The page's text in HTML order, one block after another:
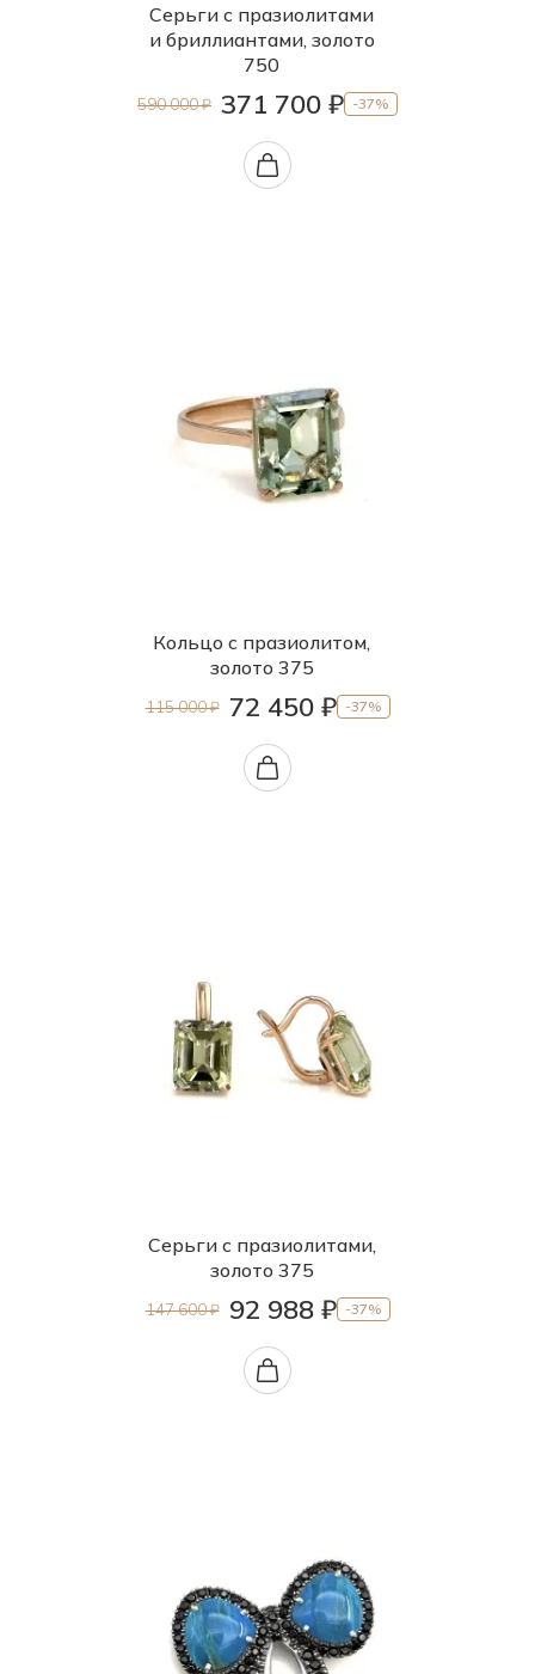
Серьги с празиолитами
и бриллиантами, золото
750
590 000 ₽ 371 700 ₽ -37%
Кольцо с празиолитом,
золото 375
115 000 ₽ 72 450 ₽ -37%
Серьги с празиолитами,
золото 375
147 600 ₽ 92 988 ₽ -37%